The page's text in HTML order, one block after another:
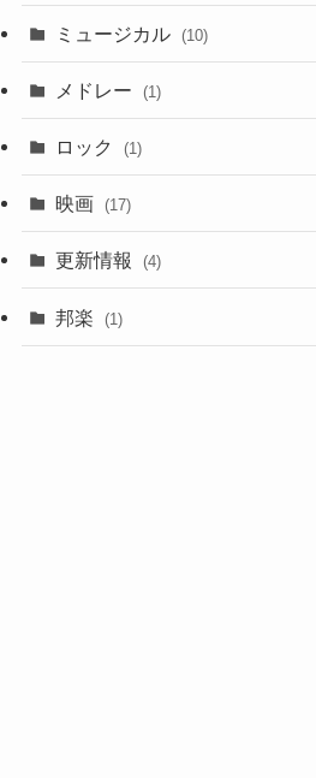
ミュージカル (10)
メドレー (1)
ロック (1)
映画 (17)
更新情報 (4)
邦楽 (1)